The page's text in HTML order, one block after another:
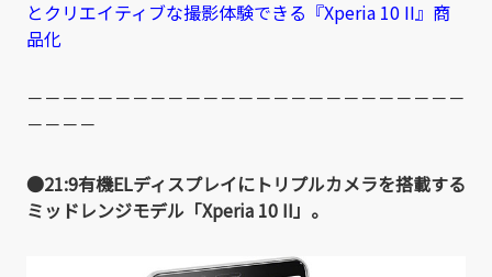
とクリエイティブな撮影体験できる『Xperia 10 II』商
品化
－－－－－－－－－－－－－－－－－－－－－－－－－
－－－－
●21:9有機ELディスプレイにトリプルカメラを搭載する
ミッドレンジモデル「Xperia 10 II」。